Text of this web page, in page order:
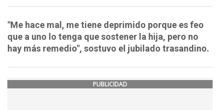
"Me hace mal, me tiene deprimido porque es feo
que a uno lo tenga que sostener la hija, pero no
hay más remedio", sostuvo el jubilado trasandino.
PUBLICIDAD